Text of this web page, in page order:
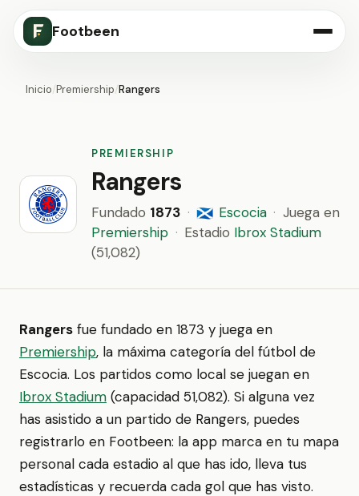
Footbeen
Inicio/Premiership/Rangers
PREMIERSHIP
Rangers
Fundado 1873 · 🏴󠁧󠁢󠁳󠁣󠁴󠁿 Escocia · Juega en
Premiership · Estadio Ibrox Stadium
(51,082)
Rangers fue fundado en 1873 y juega en
Premiership, la máxima categoría del fútbol de
Escocia. Los partidos como local se juegan en
Ibrox Stadium (capacidad 51,082). Si alguna vez
has asistido a un partido de Rangers, puedes
registrarlo en Footbeen: la app marca en tu mapa
personal cada estadio al que has ido, lleva tus
estadísticas y recuerda cada gol que has visto.